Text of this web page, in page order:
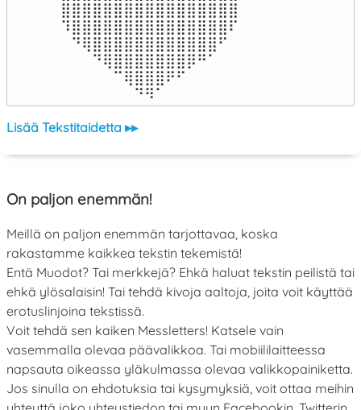
⣿⣿⣿⣿⣿⣿⣿⣿⣿⣿⣿⣿⣿⣿⣿⣿⣿
⠹⣿⣿⣿⣿⣿⣿⣿⣿⣿⣿⣿⣿⣿⣿⣿⠏
⠀⠙⢿⣿⣿⣿⣿⣿⣿⣿⣿⣿⣿⣿⣿⠋⠀
⠀⠀⠀⠙⢿⣿⣿⣿⣿⣿⣿⣿⡿⠛⠁⠀⠀
⠀⠀⠀⠀⠀⠉⢿⣿⣿⣿⠟⠋⠀⠀⠀⠀⠀
⠀⠀⠀⠀⠀⠀⠀⠙⠻⠁⠀⠀⠀⠀⠀⠀⠀⠀⠀⠀⠀⠀⠀
Lisää Tekstitaidetta ▸▸
On paljon enemmän!
Meillä on paljon enemmän tarjottavaa, koska
rakastamme kaikkea tekstin tekemistä!
Entä Muodot? Tai merkkejä? Ehkä haluat tekstin peilistä tai
ehkä ylösalaisin! Tai tehdä kivoja aaltoja, joita voit käyttää
erotuslinjoina tekstissä.
Voit tehdä sen kaiken Messletters! Katsele vain
vasemmalla olevaa päävalikkoa. Tai mobiililaitteessa
napsauta oikeassa yläkulmassa olevaa valikkopainiketta.
Jos sinulla on ehdotuksia tai kysymyksiä, voit ottaa meihin